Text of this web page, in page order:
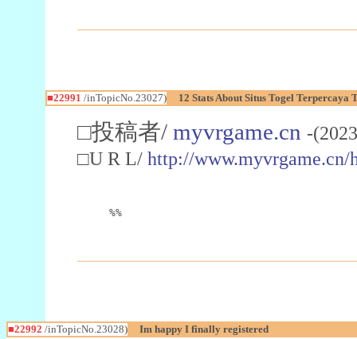
■22991 /inTopicNo.23027) 12 Stats About Situs Togel Terpercaya
□投稿者/ myvrgame.cn -
□U R L/ http://www.myvrgame.cn/
%%
■22992 /inTopicNo.23028) Im happy I finally registered